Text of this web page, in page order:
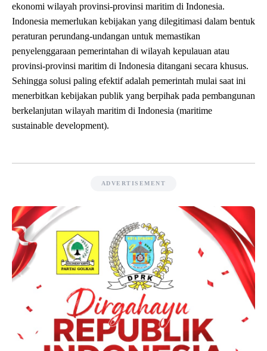
ekonomi wilayah provinsi-provinsi maritim di Indonesia.
Indonesia memerlukan kebijakan yang dilegitimasi dalam bentuk
peraturan perundang-undangan untuk memastikan
penyelenggaraan pemerintahan di wilayah kepulauan atau
provinsi-provinsi maritim di Indonesia ditangani secara khusus.
Sehingga solusi paling efektif adalah pemerintah mulai saat ini
menerbitkan kebijakan publik yang berpihak pada pembangunan
berkelanjutan wilayah maritim di Indonesia (maritime
sustainable development).
ADVERTISEMENT